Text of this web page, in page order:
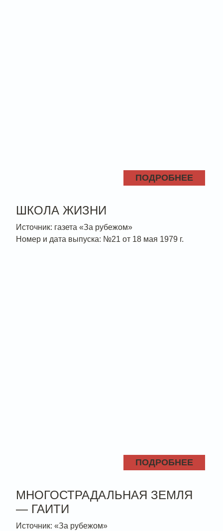
ПОДРОБНЕЕ
ШКОЛА ЖИЗНИ
Источник: газета «За рубежом»
Номер и дата выпуска: №21 от 18 мая 1979 г.
ПОДРОБНЕЕ
МНОГОСТРАДАЛЬНАЯ ЗЕМЛЯ
— ГАИТИ
Источник: «За рубежом»